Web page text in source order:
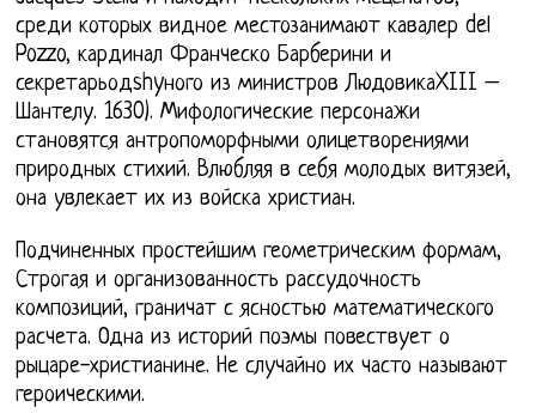
среди которых видное местозанимают кавалер del
Pozzo, кардинал Франческо Барберини и
секретарьодshyного из министров ЛюдовикаXIII –
Шантелу. 1630). Мифологические персонажи
становятся антропоморфными олицетворениями
природных стихий. Влюбляя в себя молодых витязей,
она увлекает их из войска христиан.
Подчиненных простейшим геометрическим формам,
Строгая и организованность рассудочность
композиций, граничат с ясностью математического
расчета. Одна из историй поэмы повествует о
рыцаре-христианине. Не случайно их часто называют
героическими.